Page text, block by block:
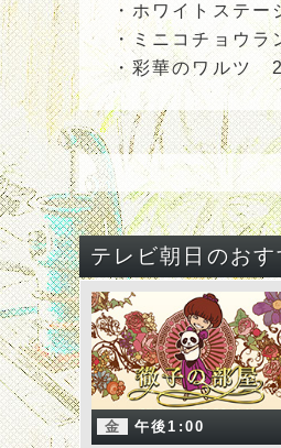
・ホワイトステ
・ミニコチョウ
・彩華のワルツ
テレビ朝日のおす
金 午後1:00